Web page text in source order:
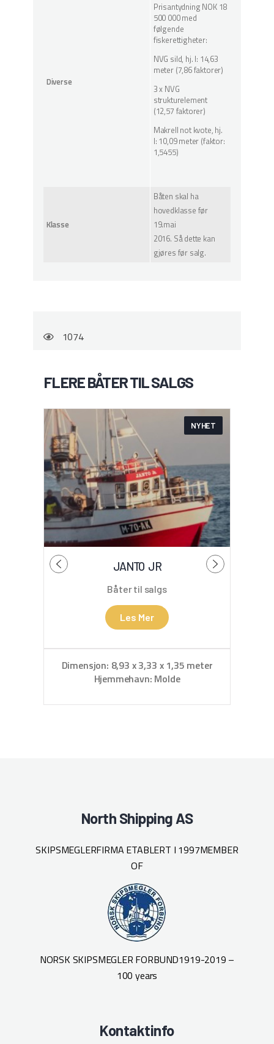
Diverse
Prisantydning NOK 18
500 000 med
følgende
fiskerettigheter:
NVG sild, hj. l: 14,63
meter (7,86 faktorer)
3 x NVG
strukturelement
(12,57 faktorer)
Makrell not kvote, hj.
l: 10,09 meter (faktor:
1,5455)
Klasse
Båten skal ha
hovedklasse før
19.mai
2016. Så dette kan
gjøres før salg.
1074
FLERE BÅTER TIL SALGS
NYHET
JANTO JR
Båter til salgs
Les Mer
Dimensjon: 8,93 x 3,33 x 1,35 meter
Hjemmehavn: Molde
North Shipping AS
SKIPSMEGLERFIRMA ETABLERT I 1997MEMBER
OF
NORSK SKIPSMEGLER FORBUND1919-2019 –
100 years
Kontaktinfo